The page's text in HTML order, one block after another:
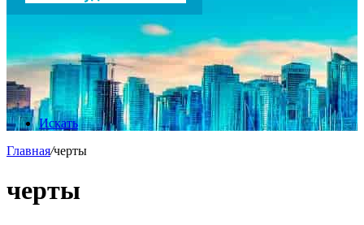
Искать
Главная/черты
черты